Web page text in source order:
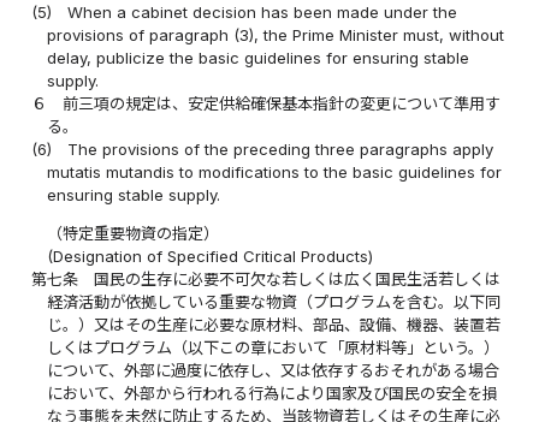
(5)
When a cabinet decision has been made under the
provisions of paragraph (3), the Prime Minister must, without
delay, publicize the basic guidelines for ensuring stable
supply.
６
前三項の規定は、安定供給確保基本指針の変更について準用す
る。
(6)
The provisions of the preceding three paragraphs apply
mutatis mutandis to modifications to the basic guidelines for
ensuring stable supply.
（特定重要物資の指定）
(Designation of Specified Critical Products)
第七条
国民の生存に必要不可欠な若しくは広く国民生活若しくは
経済活動が依拠している重要な物資（プログラムを含む。以下同
じ。）又はその生産に必要な原材料、部品、設備、機器、装置若
しくはプログラム（以下この章において「原材料等」という。）
について、外部に過度に依存し、又は依存するおそれがある場合
において、外部から行われる行為により国家及び国民の安全を損
なう事態を未然に防止するため、当該物資若しくはその生産に必